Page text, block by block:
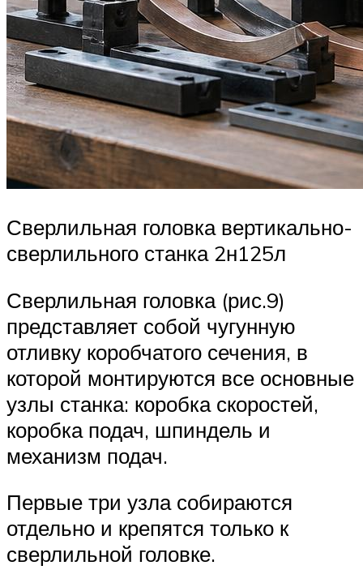
Сверлильная головка вертикально-
сверлильного станка 2н125л
Сверлильная головка (рис.9)
представляет собой чугунную
отливку коробчатого сечения, в
которой монтируются все основные
узлы станка: коробка скоростей,
коробка подач, шпиндель и
механизм подач.
Первые три узла собираются
отдельно и крепятся только к
сверлильной головке.